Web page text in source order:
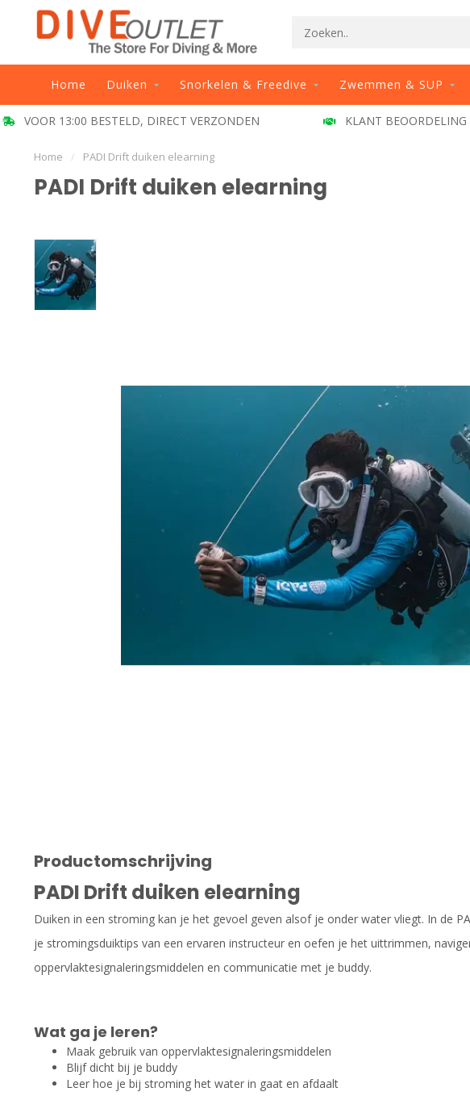
Home Duiken Snorkelen & Freedive Zwemmen & SUP
KLANT BEOORDELING 9.5
BETROUWBAAR ADRES
Home / PADI Drift duiken elearning
PADI Drift duiken elearning
Productomschrijving
PADI Drift duiken elearning
Duiken in een stroming kan je het gevoel geven alsof je onder water vliegt. In de
je stromingsduiktips van een ervaren instructeur en oefen je het uittrimmen,
oppervlaktesignaleringsmiddelen en communicatie met je buddy.
Wat ga je leren?
Maak gebruik van oppervlaktesignaleringsmiddelen
Blijf dicht bij je buddy
Leer hoe je bij stroming het water in gaat en afdaalt